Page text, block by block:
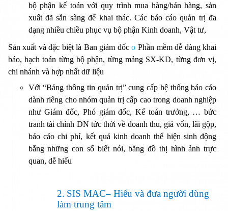
bộ phận kế toán với quy trình mua hàng/bán hàng, sản
xuất đã sẵn sàng để khai thác. Các báo cáo quản trị đa
dạng nhiều chiều phục vụ bộ phận Kinh doanh, Vật tư,
Sản xuất và đặc biệt là Ban giám đốco Phần mềm dễ dàng khai
báo, hạch toán từng bộ phận, từng mảng SX-KD, từng đơn vị,
chi nhánh và hợp nhất dữ liệu
Với “Bảng thông tin quản trị” cung cấp hệ thống báo cáo
dành riêng cho nhóm quản trị cấp cao trong doanh nghiệp
như Giám đốc, Phó giám đốc, Kế toán trưởng, … bức
tranh tài chính DN tức thời về doanh thu, giá vốn, lãi gộp,
báo cáo chi phí, kết quả kinh doanh thể hiện sinh động
bằng những con số biết nói, bằng đồ thị hình ảnh trực
quan, dễ hiểu
2. SIS MAC– Hiểu và đưa người dùng
làm trung tâm